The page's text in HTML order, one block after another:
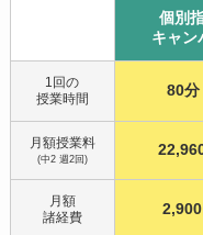
個別
キャン
1回の
授業時間
80分
月額授業料
(中2 週2回)
月額
諸経費
2,900